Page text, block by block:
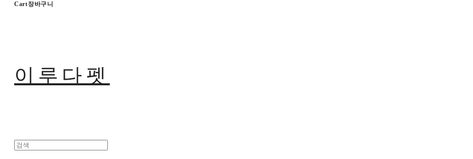
Cart장바구니
이루다펫